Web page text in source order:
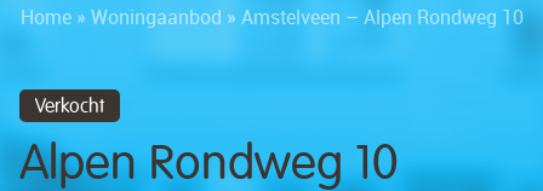
Home » Woningaanbod » Amstelveen – Alpen Rondweg 10
Verkocht
Alpen Rondweg 10